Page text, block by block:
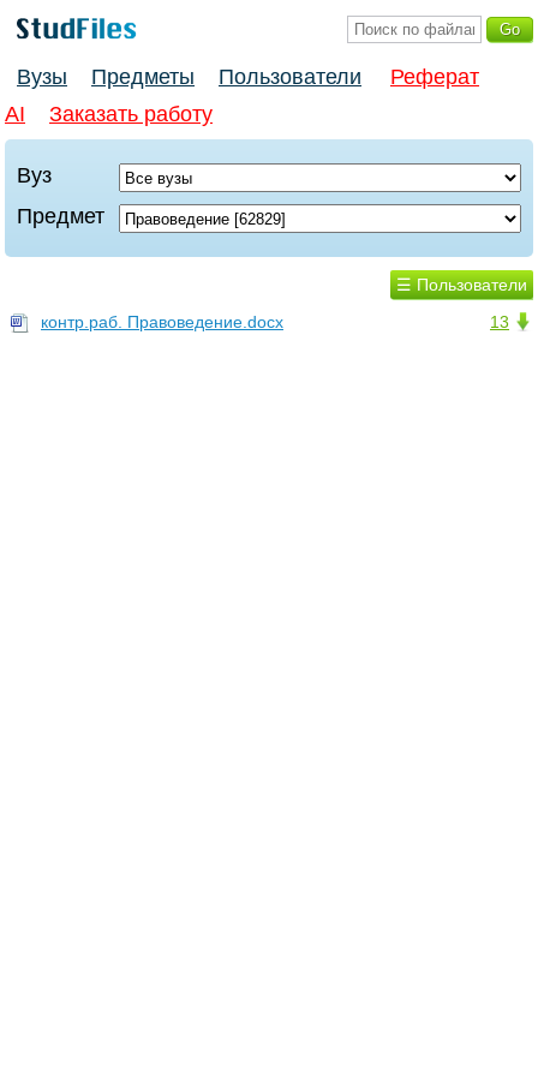
Вузы Предметы Пользователи
Реферат
AI
Заказать работу
Вуз
Предмет
☰ Пользователи
13
контр.раб. Правоведение.docx